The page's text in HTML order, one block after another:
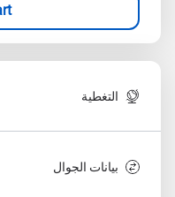
التغطية
بيانات الجوال